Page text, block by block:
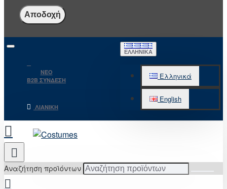
Αποδοχή
NEO
B2B ΣΥΝΔΕΣΗ
ΛΙΑΝΙΚΉ
ΕΛΛΗΝΙΚΆ
Ελληνικά
English
Αναζήτηση προϊόντων